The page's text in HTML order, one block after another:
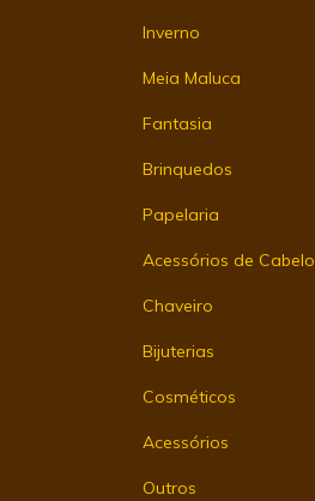
Inverno
Meia Maluca
Fantasia
Brinquedos
Papelaria
Acessórios de Cabelo
Chaveiro
Bijuterias
Cosméticos
Acessórios
Outros